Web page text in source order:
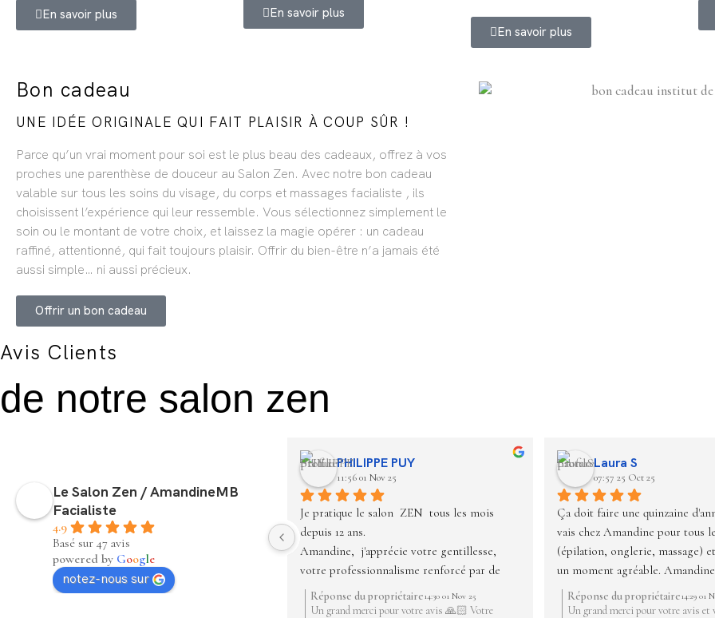
En savoir plus En savoir plus
En savoir plus
Bon cadeau
UNE IDÉE ORIGINALE QUI FAIT PLAISIR À COUP SÛR !
Parce qu’un vrai moment pour soi est le plus beau des cadeaux, offrez à vos
proches une parenthèse de douceur au Salon Zen. Avec notre bon cadeau
valable sur tous les soins du visage, du corps et massages facialiste , ils
choisissent l’expérience qui leur ressemble. Vous sélectionnez simplement le
soin ou le montant de votre choix, et laissez la magie opérer : un cadeau
raffiné, attentionné, qui fait toujours plaisir. Offrir du bien-être n’a jamais été
aussi simple… ni aussi précieux.
Offrir un bon cadeau
Avis Clients
de notre salon zen
Le Salon Zen / AmandineMB
Facialiste
4.9
Basé sur 47 avis
powered by Google
notez-nous sur
PHILIPPE PUY
11:56 01 Nov 25
Je pratique le salon  ZEN  tous les mois
depuis 12 ans.
Amandine,  j'apprécie votre gentillesse,
votre professionnalisme renforcé par de
multiples formations.
La tenue de votre institut est exemplaire.
Réponse du propriétaire14:30 01 Nov 25
Un grand merci pour votre avis 🙏🏻 Votre
Laura S
07:57 25 Oct 25
Ça doit faire une quinzaine
vais chez Amandine pour tous
(épilation, onglerie, massage)
un moment agréable.
vraie pro. Je recommande
Réponse du propriétaire14:29 01
Un grand merci pour votre avis et